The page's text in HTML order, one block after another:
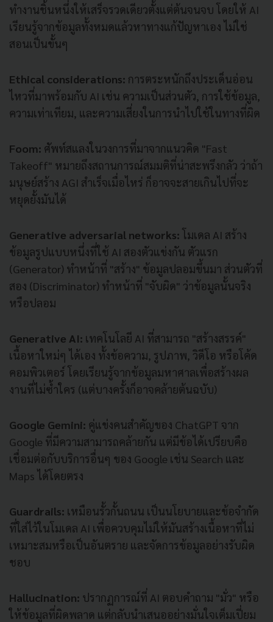
ทำงานชิ้นหนึ่งให้เสร็จรวดเดียวตั้งแต่ต้นจนจบ โดยให้ AI
เรียนรู้จากข้อมูลทั้งหมดแล้วหาทางแก้ปัญหาเอง ไม่ใช่
สอนเป็นขั้นๆ
Ethical considerations: การตระหนักถึงประเด็นอ่อน
ไหวที่มาพร้อมกับ AI เช่น ความเป็นส่วนตัว, การใช้ข้อมูล,
ความเท่าเทียม, และความเสี่ยงในการนำไปใช้ในทางที่ผิด
Foom: ศัพท์สแลงในวงการที่มาจากแนวคิด "Fast
Takeoff" หมายถึงสถานการณ์สมมติที่น่าสะพรึงกลัว ว่าถ้า
มนุษย์สร้าง AGI สำเร็จเมื่อไหร่ ก็อาจจะสายเกินไปที่จะ
หยุดยั้งมันได้
Generative adversarial networks: โมเดล AI สร้าง
ข้อมูลรูปแบบหนึ่งที่ใช้ AI สองตัวแข่งกัน ตัวแรก
(Generator) ทำหน้าที่ "สร้าง" ข้อมูลปลอมขึ้นมา ส่วนตัวที่
สอง (Discriminator) ทำหน้าที่ "จับผิด" ว่าข้อมูลนั้นจริง
หรือปลอม
Generative AI: เทคโนโลยี AI ที่สามารถ "สร้างสรรค์"
เนื้อหาใหม่ๆ ได้เอง ทั้งข้อความ, รูปภาพ, วิดีโอ หรือโค้ด
คอมพิวเตอร์ โดยเรียนรู้จากข้อมูลมหาศาลเพื่อสร้างผล
งานที่ไม่ซ้ำใคร (แต่บางครั้งก็อาจคล้ายต้นฉบับ)
Google Gemini: คู่แข่งคนสำคัญของ ChatGPT จาก
Google ที่มีความสามารถคล้ายกัน แต่มีข้อได้เปรียบคือ
เชื่อมต่อกับบริการอื่นๆ ของ Google เช่น Search และ
Maps ได้โดยตรง
Guardrails: เหมือนรั้วกั้นถนน เป็นนโยบายและข้อจำกัด
ที่ใส่ไว้ในโมเดล AI เพื่อควบคุมไม่ให้มันสร้างเนื้อหาที่ไม่
เหมาะสมหรือเป็นอันตราย และจัดการข้อมูลอย่างรับผิด
ชอบ
Hallucination: ปรากฏการณ์ที่ AI ตอบคำถาม "มั่ว" หรือ
ให้ข้อมูลที่ผิดพลาด แต่กลับนำเสนออย่างมั่นใจเต็มเปี่ยม